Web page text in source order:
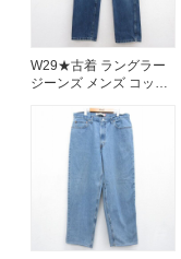
W29★古着 ラングラー
ジーンズ メンズ コット
26aug07